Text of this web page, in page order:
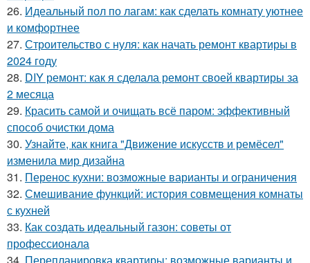
26. Идеальный пол по лагам: как сделать комнату уютнее
и комфортнее
27. Строительство с нуля: как начать ремонт квартиры в
2024 году
28. DIY ремонт: как я сделала ремонт своей квартиры за
2 месяца
29. Красить самой и очищать всё паром: эффективный
способ очистки дома
30. Узнайте, как книга "Движение искусств и ремёсел"
изменила мир дизайна
31. Перенос кухни: возможные варианты и ограничения
32. Смешивание функций: история совмещения комнаты
с кухней
33. Как создать идеальный газон: советы от
профессионала